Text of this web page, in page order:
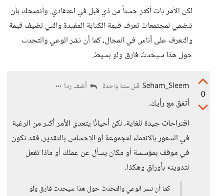
لكن الأمر بات أكثر حسناً من ذي قبل في اعتقادي. وأنصحك بأن
تنضمي لمجتمعات تعرف قيمة الكتابة المفيدة والتي تضيف قيمة
والتعرف على أناس في المجال، كما أن نشر الوعي والتحدث
حول هذا سيحدث فارق ولو بسيط.
0
Seham_Sleem قبل سنة واحدة أضف ردا
أتفق مع رأيك.
اقتراحات جيدة للغاية، لكن أحيانًا يتعدى الأمر أكثر من الرغبة
في الشعور بالانتماء لمجموعة أو الإحساس بالتقدير، فقد نكون
في موقف بمؤسسة أو مكان يسأل عن عملك أو ماذا تفعل
لتدوينه بأوراق وهكذا.
كما أن نشر الوعي والتحدث حول هذا سيحدث فارق ولو